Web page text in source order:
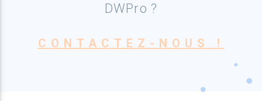
DWPro ?
CONTACTEZ-NOUS !